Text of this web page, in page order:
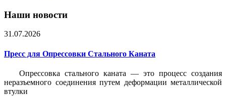
Наши новости
31.07.2026
Пресс для Опрессовки Стального Каната
Опрессовка стального каната — это процесс создания
неразъемного соединения путем деформации металлической
втулки